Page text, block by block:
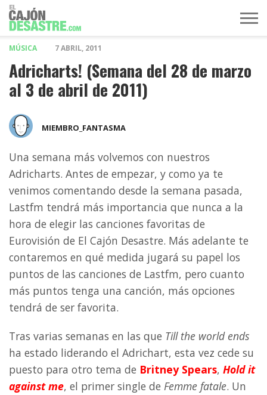
MÚSICA 7 ABRIL, 2011
Adricharts! (Semana del 28 de marzo
al 3 de abril de 2011)
MIEMBRO_FANTASMA
Una semana más volvemos con nuestros
Adricharts. Antes de empezar, y como ya te
venimos comentando desde la semana pasada,
Lastfm tendrá más importancia que nunca a la
hora de elegir las canciones favoritas de
Eurovisión de El Cajón Desastre. Más adelante te
contaremos en qué medida jugará su papel los
puntos de las canciones de Lastfm, pero cuanto
más puntos tenga una canción, más opciones
tendrá de ser favorita.
Tras varias semanas en las que Till the world ends
ha estado liderando el Adrichart, esta vez cede su
puesto para otro tema de Britney Spears, Hold it
against me, el primer single de Femme fatale. Un